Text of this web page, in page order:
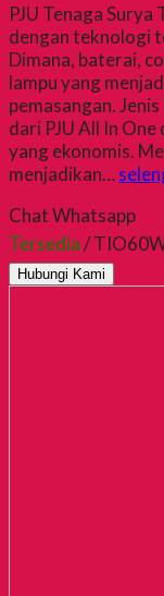
PJU Tenaga
dengan teknologi
Dimana, baterai,
lampu yang
pemasangan.
dari PJU All In
yang ekonomis.
menjadikan…
Chat Whatsapp
Tersedia/
Hubungi Kami